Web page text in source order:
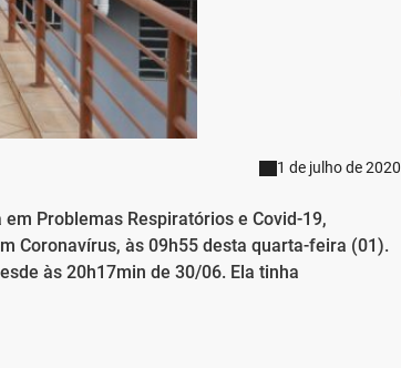
1 de julho de 2020
Problemas Respiratórios e Covid-19,
Coronavírus, às 09h55 desta quarta-feira (01).
às 20h17min de 30/06. Ela tinha